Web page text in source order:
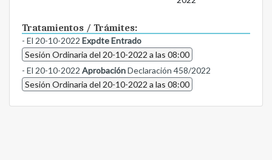
Tratamientos / Trámites:
- El 20-10-2022 Expdte Entrado
Sesión Ordinaria del 20-10-2022 a las 08:00
- El 20-10-2022 AprobaciónDeclaración 458/2022
Sesión Ordinaria del 20-10-2022 a las 08:00